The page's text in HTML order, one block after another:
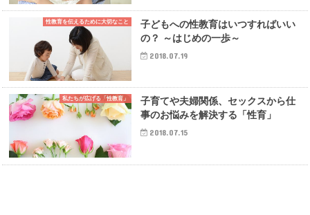
性教育を伝えるために大切なこと
子どもへの性教育はいつすればいい
の？ ～はじめの一歩～
2018.07.19
私たちが広げる「性教育」
子育てや夫婦関係、セックスから仕
事のお悩みを解決する「性育」
2018.07.15